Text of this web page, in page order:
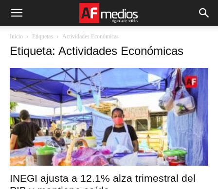
Inicio Etiquetas Actividades Económicas
Etiqueta: Actividades Económicas
INEGI ajusta a 12.1% alza trimestral del